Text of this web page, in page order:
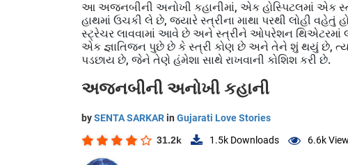
આ અજનબીની અનોખી કહાનીમાં, એક હોસ્પિટલમાં એક
હાથમાં ઉચકી લે છે, જ્યારે સ્ત્રીના માથા પરથી લોહી
સ્ટ્રેચર લાવવામાં આવે છે અને સ્ત્રીને ઓપરેશન થિએટરમાં
એક જ્ઞાતિજન પુછે છે કે સ્ત્રી કોણ છે અને તેને શું થયું છે,
પડછાય છે, જેને તેણે હંમેશા સાથે રાખવાની કોશિશ કરી છે.
અજનબીની અનોખી કહાની
bySENTA SARKARin Gujarati Love Stories
31.2k 1.5k Downloads 6.6k